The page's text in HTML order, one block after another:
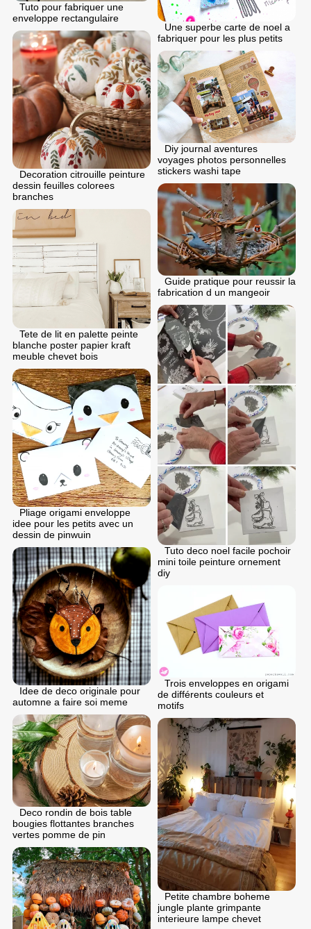
Tuto pour fabriquer une
enveloppe rectangulaire
Une superbe carte de noel a
fabriquer pour les plus petits
Decoration citrouille peinture
dessin feuilles colorees
branches
Diy journal aventures
voyages photos personnelles
stickers washi tape
Guide pratique pour reussir la
fabrication d un mangeoir
Tete de lit en palette peinte
blanche poster papier kraft
meuble chevet bois
Tuto deco noel facile pochoir
mini toile peinture ornement
diy
Pliage origami enveloppe
idee pour les petits avec un
dessin de pinwuin
Idee de deco originale pour
automne a faire soi meme
Trois enveloppes en origami
de différents couleurs et
motifs
Deco rondin de bois table
bougies flottantes branches
vertes pomme de pin
Petite chambre boheme
jungle plante grimpante
interieure lampe chevet